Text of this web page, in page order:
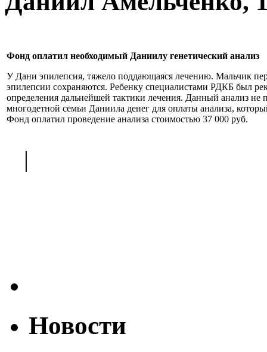
Фонд оплатил необходимый Даниилу генетический анализ
У Дани эпилепсия, тяжело поддающаяся лечению. Мальчик
эпилепсии сохраняются. Ребенку специалистами РДКБ был
определения дальнейшей тактики лечения. Данный анализ
многодетной семьи Даниила денег для оплаты анализа,
Фонд оплатил проведение анализа стоимостью 37 000 руб.
|
Новости